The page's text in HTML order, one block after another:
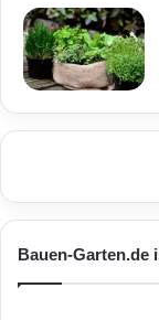
Bauen-Garten.de